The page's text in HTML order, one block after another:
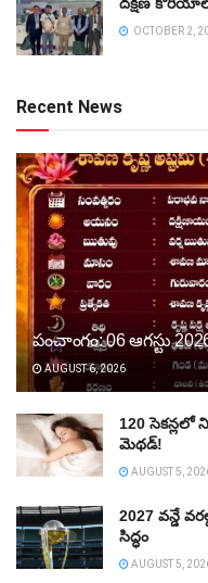
OCTOBER 2,
Recent News
పంచాంగం: 06 ఆగస్టు
AUGUST 6, 2026
120 సెకన్లలో
మెథడ్!
AUGUST 5,
2027 వన్డే
సిద్ధం
AUGUST 5,